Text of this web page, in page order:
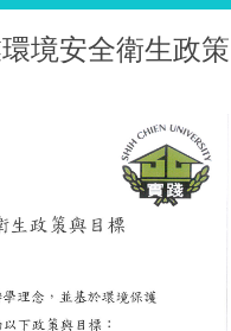
境安全衛生政策